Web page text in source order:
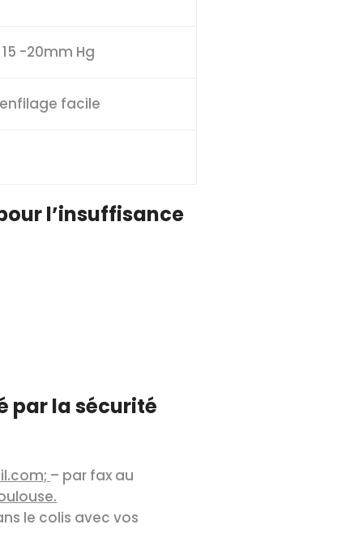
-20mm Hg
facile
l’insuffisance
par la sécurité
– par fax au
le colis avec vos